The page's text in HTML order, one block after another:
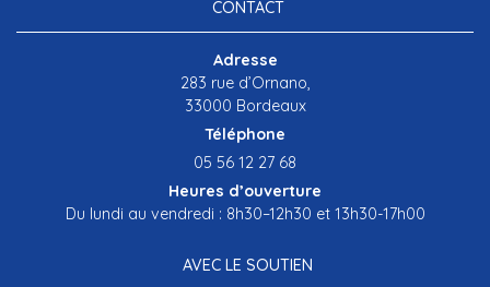
CONTACT
Adresse
283 rue d’Ornano,
33000 Bordeaux
Téléphone
05 56 12 27 68
Heures d’ouverture
Du lundi au vendredi : 8h30–12h30 et 13h30-17h00
AVEC LE SOUTIEN